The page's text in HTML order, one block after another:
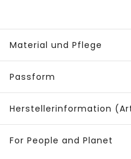
Material und Pflege
Passform
Herstellerinformation
For People and Planet